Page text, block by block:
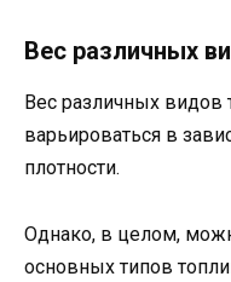
Вес различных
Вес различных видов
варьироваться в
плотности.
Однако, в целом,
основных типов